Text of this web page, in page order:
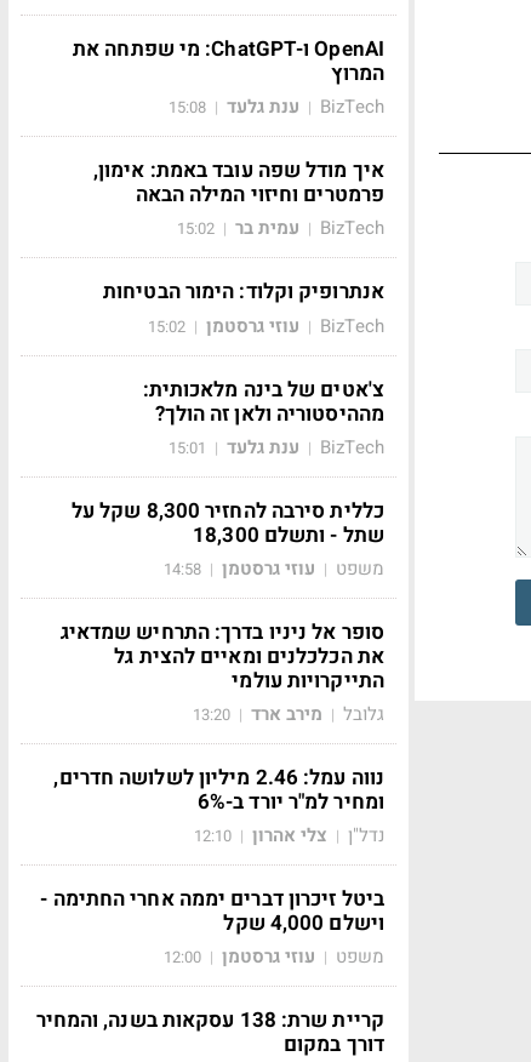
OpenAI ו-ChatGPT: מי שפתחה את
המרוץ
BizTech
| ענת גלעד |
15:08
איך מודל שפה עובד באמת: אימון,
פרמטרים וחיזוי המילה הבאה
BizTech
| עמית בר |
15:02
אנתרופיק וקלוד: הימור הבטיחות
BizTech
| עוזי גרסטמן |
15:02
צ'אטים של בינה מלאכותית:
מההיסטוריה ולאן זה הולך?
BizTech
| ענת גלעד |
15:01
כללית סירבה להחזיר 8,300 שקל על
שתל - ותשלם 18,300
משפט | עוזי גרסטמן |
14:58
סופר אל ניניו בדרך: התרחיש שמדאיג
את הכלכלנים ומאיים להצית גל
התייקרויות עולמי
גלובל | מירב ארד |
13:20
נווה עמל: 2.46 מיליון לשלושה חדרים,
ומחיר למ"ר יורד ב-6%
נדל"ן | צלי אהרון |
12:10
ביטל זיכרון דברים יממה אחרי החתימה -
וישלם 4,000 שקל
משפט | עוזי גרסטמן |
12:00
קריית שרת: 138 עסקאות בשנה, והמחיר
דורך במקום